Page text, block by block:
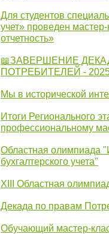
Для студентов
учет» проведен
отчетность»
📖ЗАВЕРШЕНИЕ
ПОТРЕБИТЕЛЕЙ -
Мы в исторической
Итоги Регионального
профессиональному
Областная олимпиада
бухгалтерского учета"
XIII Областная
Декада по правам
Обучающий мастер-